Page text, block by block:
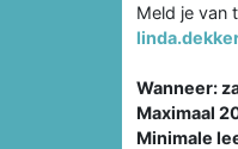
Meld je van
Wanneer:
Maximaal
Minimale